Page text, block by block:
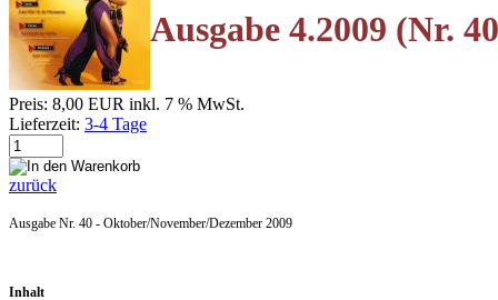
Ausgabe 4.2009 (Nr.
Preis: 8,00 EUR inkl. 7 % MwSt.
Lieferzeit: 3-4 Tage
zurück
Ausgabe Nr. 40 - Oktober/November/Dezember 2009
Inhalt